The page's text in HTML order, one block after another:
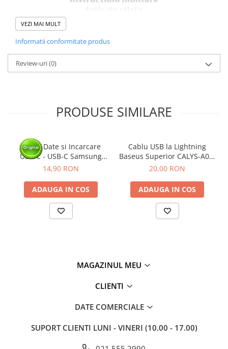
VEZI MAI MULT
Informatii conformitate produs
Review-uri(0)
PRODUSE SIMILARE
Cablu Date si Incarcare
USB-C - USB-C Samsung
Galaxy EP-DA705, 25W, 1m,
14,90 RON
ADAUGA IN COS
Cablu USB la Lightning
Baseus Superior CALYS-A01,
2.4A Fast Charging, 1m,
20,00 RON
ADAUGA IN COS
MAGAZINUL MEU
CLIENTI
DATE COMERCIALE
SUPORT CLIENTI LUNI - VINERI (10.00 - 17.00)